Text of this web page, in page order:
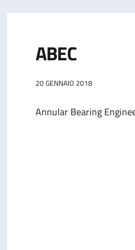
ABEC
20 GENNAIO 2018
Annular Bearing